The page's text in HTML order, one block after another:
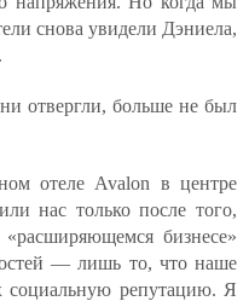
снова увидели Дэниела,
отвергли, больше не был
отеле Avalon в центре
нас только после того,
бизнесе»
— лишь то, что наше
социальную репутацию. Я